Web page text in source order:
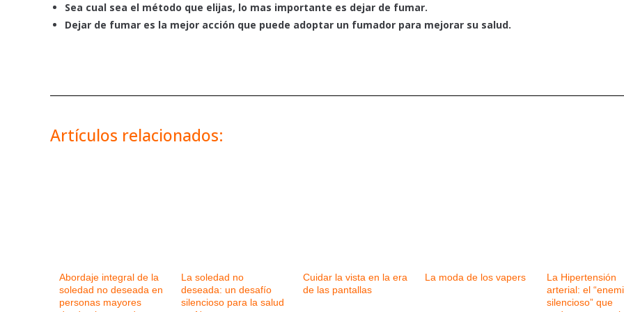
Sea cual sea el método que elijas, lo mas importante es dejar de fumar.
Dejar de fumar es la mejor acción que puede adoptar un fumador para mejorar su salud.
Artículos relacionados:
Abordaje integral de la
soledad no deseada en
personas mayores
La soledad no
deseada: un desafío
silencioso para la salud
Cuidar la vista en la era
de las pantallas
La moda de los vapers
La Hipertensión
arterial: el
silencioso” que